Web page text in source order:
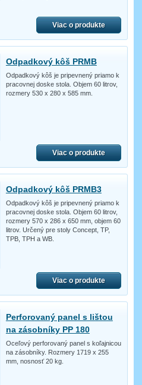
Viac o produkte
Odpadkový kôš PRMB
Odpadkový kôš je pripevnený priamo k
pracovnej doske stola. Objem 60 litrov,
rozmery 530 x 280 x 585 mm.
Viac o produkte
Odpadkový kôš PRMB3
Odpadkový kôš je pripevnený priamo k
pracovnej doske stola. Objem 60 litrov,
rozmery 570 x 286 x 650 mm, objem 60
litrov. Určený pre stoly Concept, TP,
TPB, TPH a WB.
Viac o produkte
Perforovaný panel s lištou
na zásobníky PP 180
Oceľový perforovaný panel s koľajnicou
na zásobníky. Rozmery 1719 x 255
mm, nosnosť 20 kg.